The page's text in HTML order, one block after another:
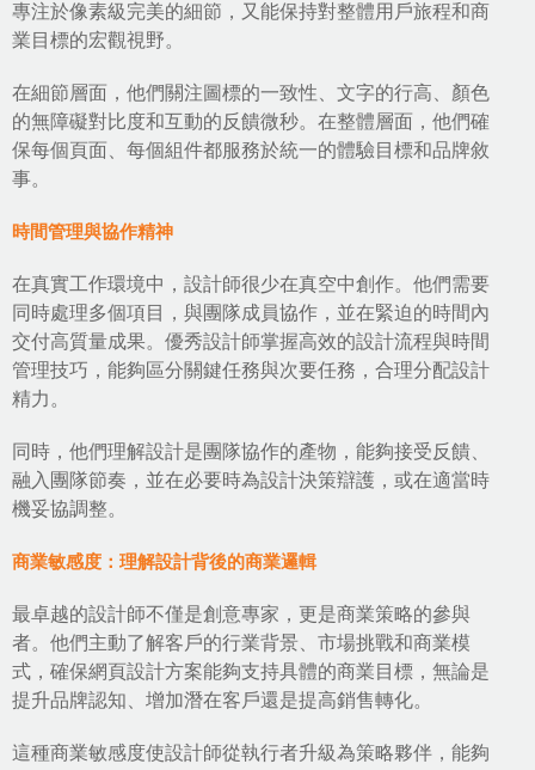
專注於像素級完美的細節，又能保持對整體用戶旅程和商
業目標的宏觀視野。
在細節層面，他們關注圖標的一致性、文字的行高、顏色
的無障礙對比度和互動的反饋微秒。在整體層面，他們確
保每個頁面、每個組件都服務於統一的體驗目標和品牌敘
事。
時間管理與協作精神
在真實工作環境中，設計師很少在真空中創作。他們需要
同時處理多個項目，與團隊成員協作，並在緊迫的時間內
交付高質量成果。優秀設計師掌握高效的設計流程與時間
管理技巧，能夠區分關鍵任務與次要任務，合理分配設計
精力。
同時，他們理解設計是團隊協作的產物，能夠接受反饋、
融入團隊節奏，並在必要時為設計決策辯護，或在適當時
機妥協調整。
商業敏感度：理解設計背後的商業邏輯
最卓越的設計師不僅是創意專家，更是商業策略的參與
者。他們主動了解客戶的行業背景、市場挑戰和商業模
式，確保網頁設計方案能夠支持具體的商業目標，無論是
提升品牌認知、增加潛在客戶還是提高銷售轉化。
這種商業敏感度使設計師從執行者升級為策略夥伴，能夠